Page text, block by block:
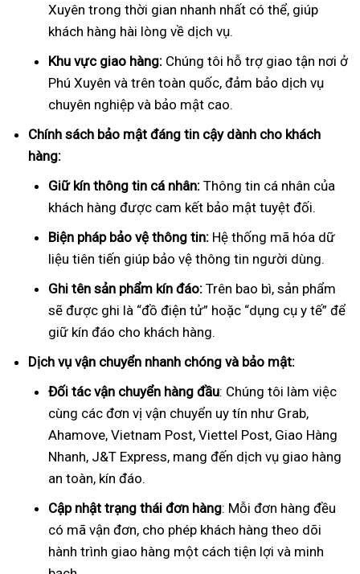
Xuyên trong thời gian nhanh nhất có thể, giúp
khách hàng hài lòng về dịch vụ.
Khu vực giao hàng: Chúng tôi hỗ trợ giao tận nơi ở
Phú Xuyên và trên toàn quốc, đảm bảo dịch vụ
chuyên nghiệp và bảo mật cao.
Chính sách bảo mật đáng tin cậy dành cho khách
hàng:
Giữ kín thông tin cá nhân: Thông tin cá nhân của
khách hàng được cam kết bảo mật tuyệt đối.
Biện pháp bảo vệ thông tin: Hệ thống mã hóa dữ
liệu tiên tiến giúp bảo vệ thông tin người dùng.
Ghi tên sản phẩm kín đáo: Trên bao bì, sản phẩm
sẽ được ghi là “đồ điện tử” hoặc “dụng cụ y tế” để
giữ kín đáo cho khách hàng.
Dịch vụ vận chuyển nhanh chóng và bảo mật:
Đối tác vận chuyển hàng đầu: Chúng tôi làm việc
cùng các đơn vị vận chuyển uy tín như Grab,
Ahamove, Vietnam Post, Viettel Post, Giao Hàng
Nhanh, J&T Express, mang đến dịch vụ giao hàng
an toàn, kín đáo.
Cập nhật trạng thái đơn hàng: Mỗi đơn hàng đều
có mã vận đơn, cho phép khách hàng theo dõi
hành trình giao hàng một cách tiện lợi và minh